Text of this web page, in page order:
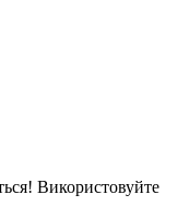
Використовуйте